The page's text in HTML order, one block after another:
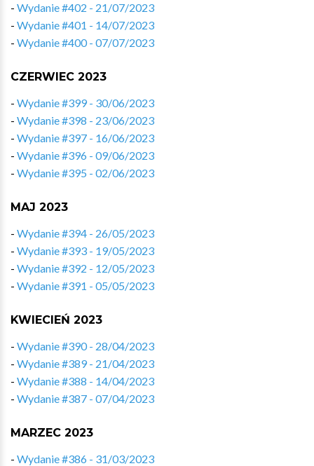
- Wydanie #402 - 21/07/2023
- Wydanie #401 - 14/07/2023
- Wydanie #400 - 07/07/2023
CZERWIEC 2023
- Wydanie #399 - 30/06/2023
- Wydanie #398 - 23/06/2023
- Wydanie #397 - 16/06/2023
- Wydanie #396 - 09/06/2023
- Wydanie #395 - 02/06/2023
MAJ 2023
- Wydanie #394 - 26/05/2023
- Wydanie #393 - 19/05/2023
- Wydanie #392 - 12/05/2023
- Wydanie #391 - 05/05/2023
KWIECIEŃ 2023
- Wydanie #390 - 28/04/2023
- Wydanie #389 - 21/04/2023
- Wydanie #388 - 14/04/2023
- Wydanie #387 - 07/04/2023
MARZEC 2023
- Wydanie #386 - 31/03/2023